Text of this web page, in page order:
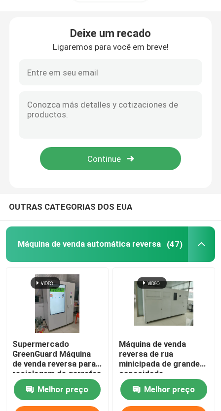
Máquina de venda automática reversa da garrafa
Máquina de venda automática reversa esperta
Retorne e ganhe a máquina de venda automática
Máquinas de venda automática quentes do alimento
Bateria que troca a estação
Máquina de venda automática do ramalhete
Máquina de venda automática dos peixes do aquário
Deixe um recado
Ligaremos para você em breve!
OUTRAS CATEGORIAS DOS EUA
Máquina de venda automática reversa (47)
Supermercado
GreenGuard Máquina
de venda reversa para
reciclagem de garrafas
de PET
Melhor preço
Máquina de venda
reversa de rua
minicipada de grande
capacidade
Melhor preço